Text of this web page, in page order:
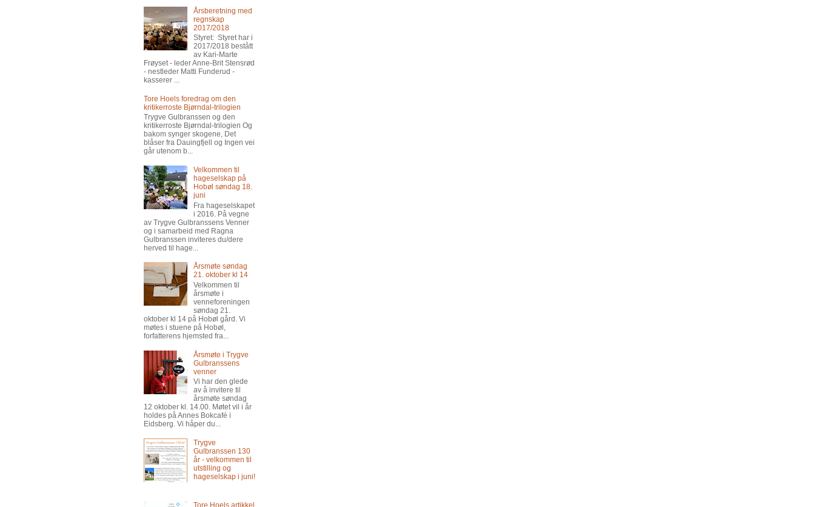
Årsberetning med
regnskap
2017/2018
Styret: Styret har i
2017/2018 bestått
av Kari-Marte
Frøyset - leder Anne-Brit Stensrød
- nestleder Matti Funderud -
kasserer ...
Tore Hoels foredrag om den
kritikerroste Bjørndal-trilogien
Trygve Gulbranssen og den
kritikerroste Bjørndal-trilogien Og
bakom synger skogene, Det
blåser fra Dauingfjell og Ingen vei
går utenom b...
Velkommen til
hageselskap på
Hobøl søndag 18.
juni
Fra hageselskapet
i 2016. På vegne
av Trygve Gulbranssens Venner
og i samarbeid med Ragna
Gulbranssen inviteres du/dere
herved til hage...
Årsmøte søndag
21. oktober kl 14
Velkommen til
årsmøte i
venneforeningen
søndag 21.
oktober kl 14 på Hobøl gård. Vi
møtes i stuene på Hobøl,
forfatterens hjemsted fra...
Årsmøte i Trygve
Gulbranssens
venner
Vi har den glede
av å invitere til
årsmøte søndag
12 oktober kl. 14.00. Møtet vil i år
holdes på Annes Bokcafé i
Eidsberg. Vi håper du...
Trygve
Gulbranssen 130
år - velkommen til
utstilling og
hageselskap i juni!
Tore Hoels artikkel